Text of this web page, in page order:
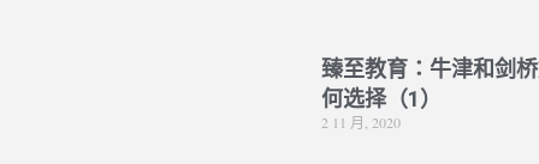
臻至教育：牛津和剑
何选择（1）
2 11 月, 2020